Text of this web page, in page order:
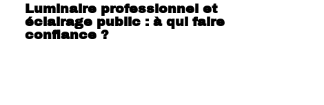
Luminaire professionnel et
éclairage public : à qui faire
confiance ?